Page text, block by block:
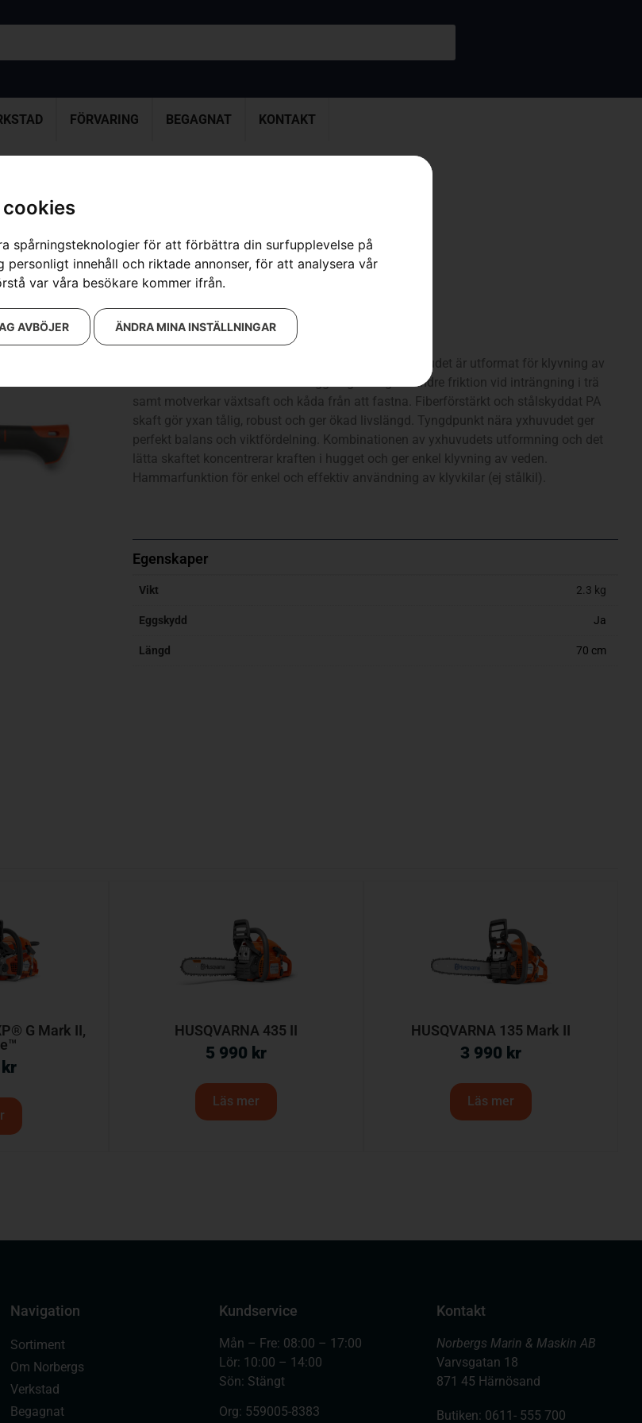
spårningsteknologier för att förbättra din surfupplevelse på
innehåll och riktade annonser, för att analysera vår
var våra besökare kommer ifrån.
AVBÖJER ÄNDRA MINA INSTÄLLNINGAR
FÖRVARING BEGAGNAT KONTAKT
Artikelnummer:
580761401
Kategorier:
Skog,Skogsverktyg,Yxor
Varumärke: Husqvarna
1 190kr
En kraftfull klyvyxa för klyvning av grövre ved. Yxhuvudet är utformat för klyvning av
större vedkubbar och har en beläggning som ger mindre friktion vid inträngning i trä
samt motverkar växtsaft och kåda från att fastna. Fiberförstärkt och stålskyddat PA
skaft gör yxan tålig, robust och ger ökad livslängd. Tyngdpunkt nära yxhuvudet ger
perfekt balans och viktfördelning. Kombinationen av yxhuvudets utformning och det
lätta skaftet koncentrerar kraften i hugget och ger enkel klyvning av veden.
Hammarfunktion för enkel och effektiv användning av klyvkilar (ej stålkil).
Egenskaper
Vikt 2.3 kg
Eggskydd Ja
Längd 70 cm
G Mark II,
kr
HUSQVARNA 435 II
5 990 kr
Läs mer
HUSQVARNA 135 Mark II
3 990 kr
Läs mer
Navigation
Sortiment
Om Norbergs
Verkstad
Begagnat
Kundservice
Mån – Fre: 08:00 – 17:00
Lör: 10:00 – 14:00
Sön: Stängt
Org: 559005-8383
Kontakt
Norbergs Marin & Maskin AB
Varvsgatan 18
871 45 Härnösand
Butiken: 0611- 555 700